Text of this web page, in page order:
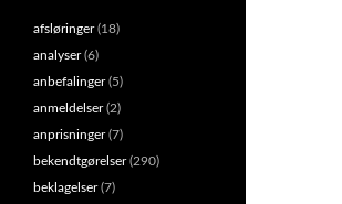
afsløringer(18)
analyser(6)
anbefalinger(5)
anmeldelser(2)
anprisninger(7)
bekendtgørelser(290)
beklagelser(7)